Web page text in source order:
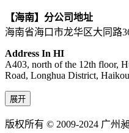
【海南】分公司地址
海南省海口市龙华区大同路
Address In HI
A403, north of the 12th floor,
Road, Longhua District,
展开
版权所有 © 2009-2024 广州